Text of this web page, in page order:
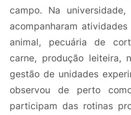
campo. Na
acompanharam
animal, pecuária de
carne, produção leiteira,
gestão de unidades
observou de perto
participam das rotinas